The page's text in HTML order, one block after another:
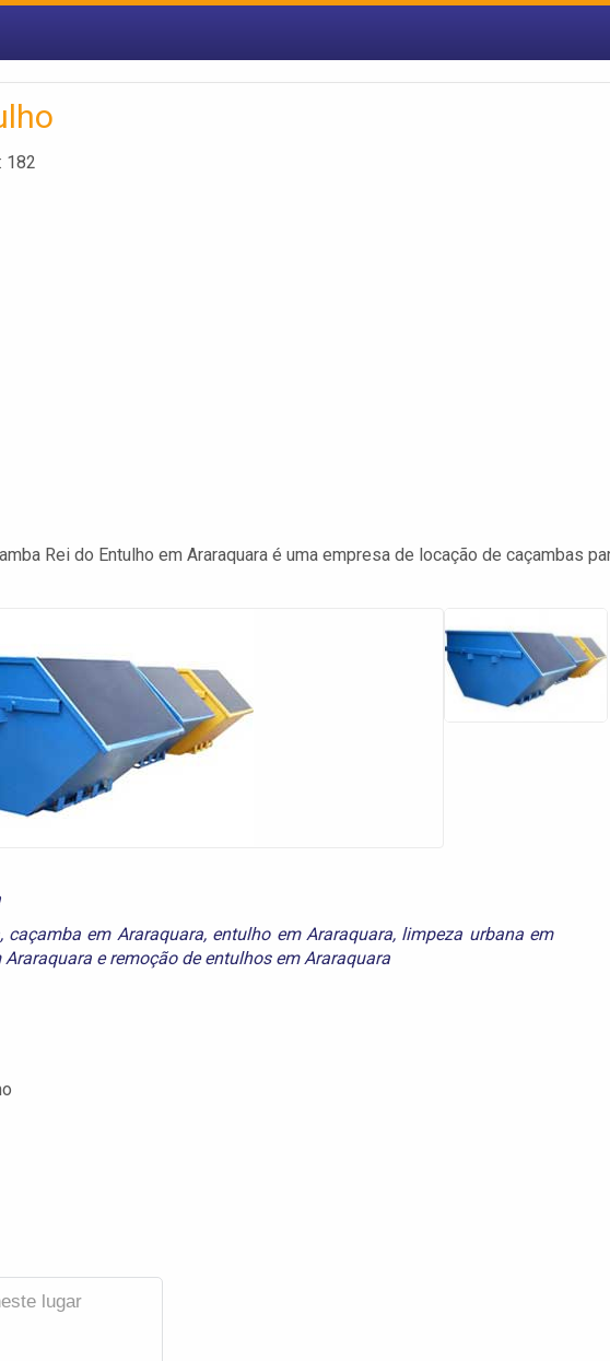
182
Rei do Entulho em Araraquara é uma empresa de locação de caçambas
, caçamba em Araraquara, entulho em Araraquara, limpeza urbana em
Araraquara eremoção de entulhos em Araraquara